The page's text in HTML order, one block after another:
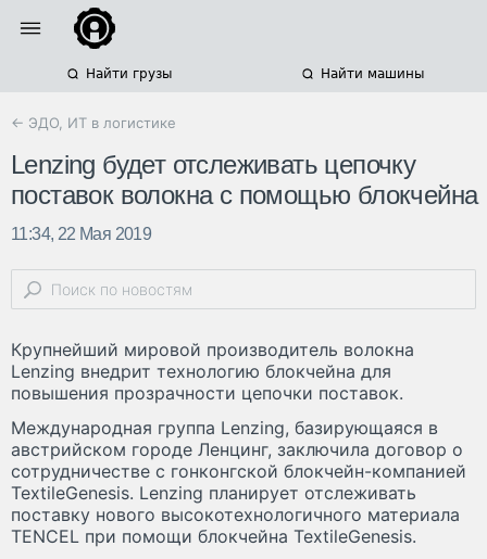
Найти грузы Найти машины
← ЭДО, ИТ в логистике
Lenzing будет отслеживать цепочку
поставок волокна с помощью блокчейна
11:34, 22 Мая 2019
Крупнейший мировой производитель волокна
Lenzing внедрит технологию блокчейна для
повышения прозрачности цепочки поставок.
Международная группа Lenzing, базирующаяся в
австрийском городе Ленцинг, заключила договор о
сотрудничестве с гонконгской блокчейн-компанией
TextileGenesis. Lenzing планирует отслеживать
поставку нового высокотехнологичного материала
TENCEL при помощи блокчейна TextileGenesis.